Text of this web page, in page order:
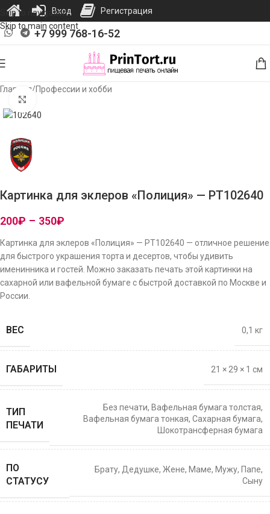
Skip to navigation
Skip to main content
+7 999 768-16-52
Главная/Профессии и хобби
Картинка для эклеров «Полиция» — PT102640
200₽ – 350₽
Картинка для эклеров «Полиция» — PT102640 — отличное решение
для быстрого украшения торта и десертов, чтобы удивить
именинника и гостей. Можно заказать печать этой картинки на
сахарной или вафельной бумаге с быстрой доставкой по Москве и
России.
ВЕС 0,1 кг
ГАБАРИТЫ 21 × 29 × 1 см
ТИП
ПЕЧАТИ
Без печати, Вафельная бумага толстая,
Вафельная бумага тонкая, Сахарная бумага,
Шокотрансферная бумага
ПО
СТАТУСУ
Брату, Дедушке, Жене, Маме, Мужу, Папе,
Сыну
Вход Регистрация